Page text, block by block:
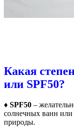
Какая
или SPF50?
♦ SPF50 –
солнечных ванн
природы.